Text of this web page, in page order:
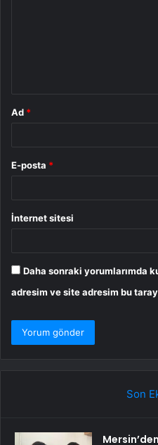
Ad *
E-posta *
İnternet sitesi
Daha sonraki yorumlarımda
adresim ve site adresim bu
Son